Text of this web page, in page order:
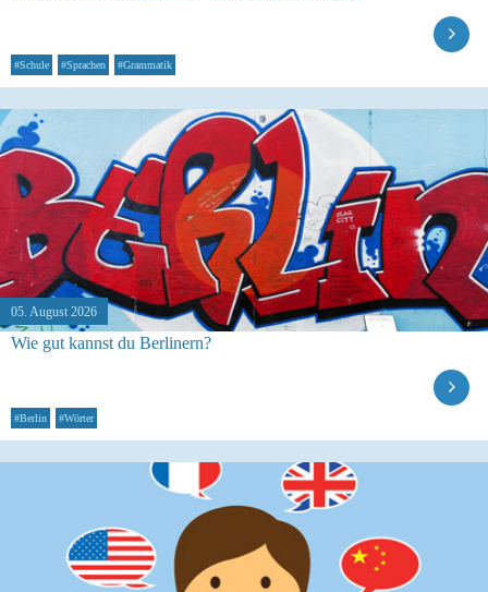
#Schule #Sprachen #Grammatik
05. August 2026
Wie gut kannst du Berlinern?
#Berlin #Wörter